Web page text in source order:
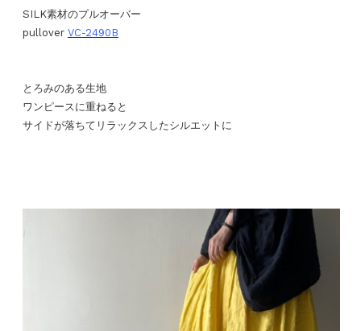
SILK素材のプルオーバー
pullover VC-2490B
とろみのある生地
ワンピースに重ねると
サイドが落ちてリラックスしたシルエットに